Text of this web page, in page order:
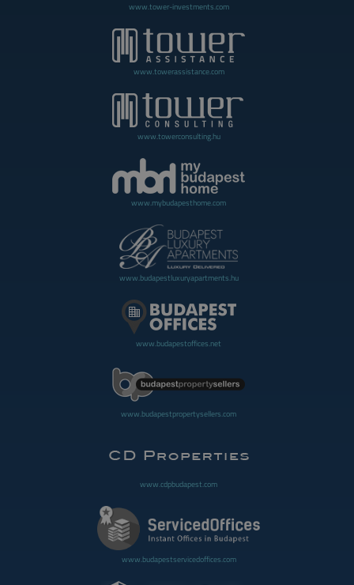
www.tower-investments.com
www.towerassistance.com
www.towerconsulting.hu
www.mybudapesthome.com
www.budapestluxuryapartments.hu
www.budapestoffices.net
www.budapestpropertysellers.com
www.cdpbudapest.com
www.budapestservicedoffices.com